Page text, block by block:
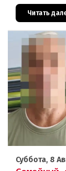
могло быть
Читать
Суббота, 8